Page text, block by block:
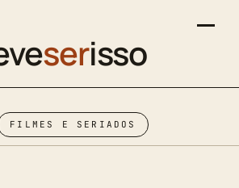
serisso
FILMES E SERIADOS